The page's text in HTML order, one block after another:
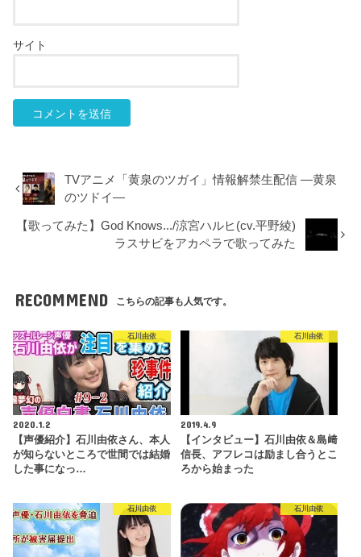
サイト
TVアニメ「黄泉のツガイ」情報解禁生配信 ―黄泉
のツドイ―
【歌ってみた】God Knows.../涼宮ハルヒ(cv.平野綾)
ラスサビをアカペラで歌ってみた
RECOMMEND こちらの記事も人気です。
石川由依
2020.1.2
【声優紹介】石川由依さん、本人
が知らないところで世間では結婚
した事になっ…
石川由依
2019.4.9
【インタビュー】石川由依＆島﨑
信長、アフレコは励まし合うとこ
ろから始まった
石川由依 石川由依